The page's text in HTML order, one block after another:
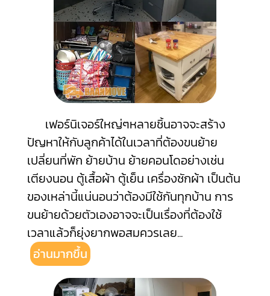
เฟอร์นิเจอร์ใหญ่ๆหลายชิ้นอาจจะสร้าง
ปัญหาให้กับลูกค้าได้ในเวลาที่ต้องขนย้าย
เปลี่ยนที่พัก ย้ายบ้าน ย้ายคอนโดอย่างเช่น
เตียงนอน ตู้เสื้อผ้า ตู้เย็น เครื่องซักผ้า เป็นต้น
ของเหล่านี้แน่นอนว่าต้องมีใช้กันทุกบ้าน การ
ขนย้ายด้วยตัวเองอาจจะเป็นเรื่องที่ต้องใช้
เวลาแล้วก็ยุ่งยากพอสมควรเลย...
อ่านมากขึ้น